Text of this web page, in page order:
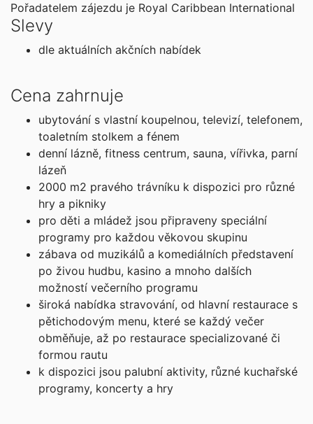
objednej
20.09. - 01.10.26
cena za 12 dní (11 nocí)
objednej
říjen 2026
04.10. - 15.10.26
neděle - čtvrtek
212 200 Kč
cena za 12 dní (11 nocí)
objednej
18.10. - 29.10.26
neděle - čtvrtek
251 100 Kč
cena za 12 dní (11 nocí)
listopad 2026
Pořadatelem zájezdu je Royal Caribbean International
Slevy
dle aktuálních akčních nabídek
Cena zahrnuje
ubytování s vlastní koupelnou, televizí, telefonem,
toaletním stolkem a fénem
denní lázně, fitness centrum, sauna, vířivka, parní
lázeň
2000 m2 pravého trávníku k dispozici pro různé
hry a pikniky
pro děti a mládež jsou připraveny speciální
programy pro každou věkovou skupinu
zábava od muzikálů a komediálních představení
po živou hudbu, kasino a mnoho dalších
možností večerního programu
široká nabídka stravování, od hlavní restaurace s
pětichodovým menu, které se každý večer
obměňuje, až po restaurace specializované či
formou rautu
k dispozici jsou palubní aktivity, různé kuchařské
programy, koncerty a hry